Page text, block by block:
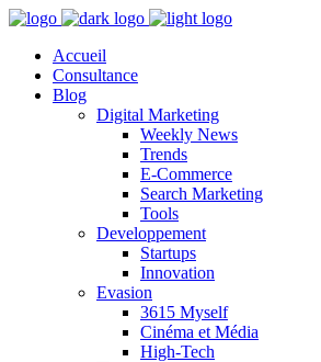
Accueil
Consultance
Blog
Digital Marketing
Weekly News
Trends
E-Commerce
Search Marketing
Tools
Developpement
Startups
Innovation
Evasion
3615 Myself
Cinéma et Média
High-Tech